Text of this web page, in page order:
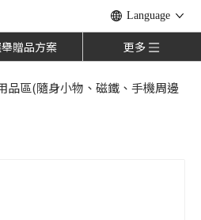
Language
贈品方案 更多
品區(隨身小物、磁鐵、手機周邊